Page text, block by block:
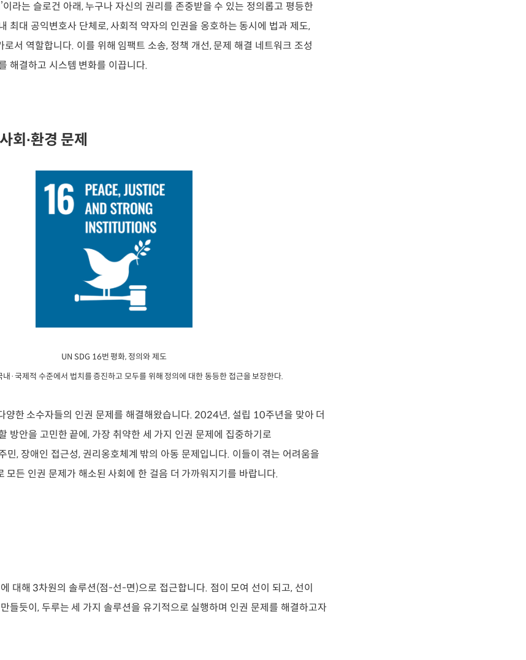
이라는 슬로건 아래, 누구나 자신의 권리를 존중받을 수 있는 정의롭고 평등한
최대 공익변호사 단체로, 사회적 약자의 인권을 옹호하는 동시에 법과 제도,
로서 역할합니다. 이를 위해 임팩트 소송, 정책 개선, 문제 해결 네트워크 조성
해결하고 시스템 변화를 이끕니다.
회∙환경 문제
UN SDG 16번 평화, 정의와 제도
·국제적 수준에서 법치를 증진하고 모두를 위해 정의에 대한 동등한 접근을 보장한다.
양한 소수자들의 인권 문제를 해결해왔습니다. 2024년, 설립 10주년을 맞아 더
방안을 고민한 끝에, 가장 취약한 세 가지 인권 문제에 집중하기로
민, 장애인 접근성, 권리옹호체계 밖의 아동 문제입니다. 이들이 겪는 어려움을
모든 인권 문제가 해소된 사회에 한 걸음 더 가까워지기를 바랍니다.
대해 3차원의 솔루션(점-선-면)으로 접근합니다. 점이 모여 선이 되고, 선이
들듯이, 두루는 세 가지 솔루션을 유기적으로 실행하며 인권 문제를 해결하고자